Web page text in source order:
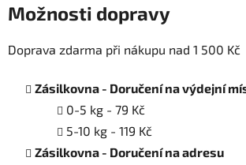
Možnosti dopravy
Doprava zdarma při nákupu nad 1 500 Kč
Zásilkovna - Doručení na výdejní
0-5 kg - 79 Kč
5-10 kg - 119 Kč
Zásilkovna - Doručení na adresu